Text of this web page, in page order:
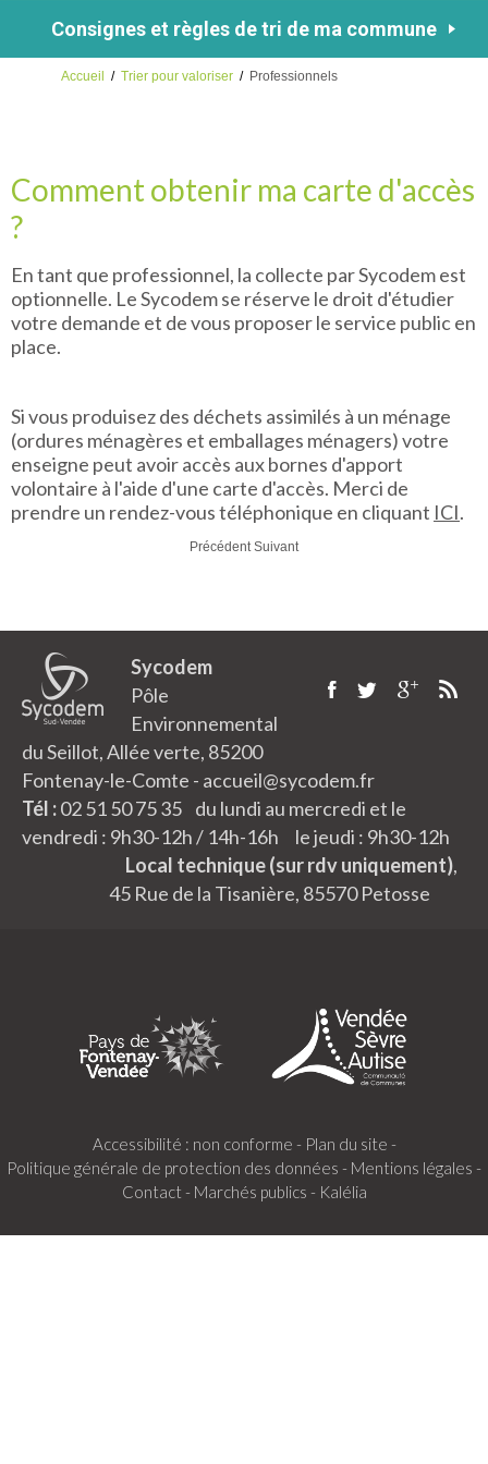
Consignes et règles de tri de ma commune
Accueil / Trier pour valoriser / Professionnels
Comment obtenir ma carte d'accès
?
En tant que professionnel, la collecte par Sycodem est
optionnelle. Le Sycodem se réserve le droit d'étudier
votre demande et de vous proposer le service public en
place.
Si vous produisez des déchets assimilés à un ménage
(ordures ménagères et emballages ménagers) votre
enseigne peut avoir accès aux bornes d'apport
volontaire à l'aide d'une carte d'accès. Merci de
prendre un rendez-vous téléphonique en cliquant ICI.
Précédent Suivant
Sycodem
Pôle
Environnemental
du Seillot, Allée verte, 85200
Fontenay-le-Comte - accueil@sycodem.fr
Tél :02 51 50 75 35 du lundi au mercredi et le
vendredi : 9h30-12h / 14h-16h le jeudi : 9h30-12h
Local technique (sur rdv uniquement),
45 Rue de la Tisanière, 85570 Petosse
Accessibilité : non conforme - Plan du site -
Politique générale de protection des données - Mentions légales -
Contact - Marchés publics - Kalélia